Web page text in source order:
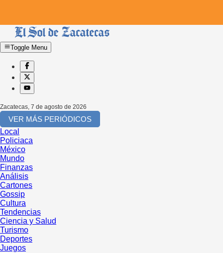
Toggle Menu
Zacatecas, 7 de agosto de 2026
VER MÁS PERIÓDICOS
Local
Policiaca
México
Mundo
Finanzas
Análisis
Cartones
Gossip
Cultura
Tendencias
Ciencia y Salud
Turismo
Deportes
Juegos